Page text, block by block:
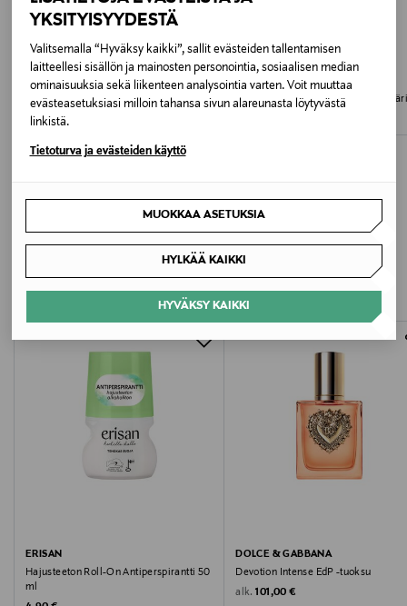
YKSITYISYYDESTÄ
Valitsemalla “Hyväksy kaikki”, sallit evästeiden tallentamisen
laitteellesi sisällön ja mainosten personointia, sosiaalisen median
ominaisuuksia sekä liikenteen analysointia varten. Voit muuttaa
evästeasetuksiasi milloin tahansa sivun alareunasta löytyvästä
linkistä.
Tietoturva ja evästeiden käyttö
MUOKKAA ASETUKSIA
HYLKÄÄ KAIKKI
HYVÄKSY KAIKKI
Väri
NOCOL
Koko
Aqua / Water, PPG-17/IPDI/DMPA Copolymer, Kaolin,
Cera Alba / Beeswax, Polyurethane-35, Jojoba Wax
PEG-120 Esters, Methylpropanediol, Mica, Caprylyl
Glycol, Phenoxyethanol, Sorbitol, Potassium Sorbate,
Cellulose, Hectorite, Xanthan Gum, Citric Acid,
Panthenol, Tocopherol, Caprylhydroxamic Acid,
Glycerin, Phenylpropanol, Tropolone, May Contain
(+/-): C.I. 77499 (Iron Oxides).
Valmistusmaa
149372
Valmistaja
IDUN MINERALS
Magna Mascara -ripsiväri
Original Price
23,90 €
IDUN MINERALS
Vatn Volume Mascara 38°C -
LISÄÄ KIINNOSTAVIA
TUOTTEITA
ERISAN
Hajusteeton Roll-On Antiperspirantti 50
ml
DOLCE & GABBANA
Devotion Intense EdP -tuoksu
alk. Original Price
101,00 €